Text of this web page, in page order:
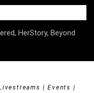
HerStory, Beyond
| Events |